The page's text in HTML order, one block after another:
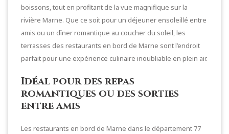
boissons, tout en profitant de la vue magnifique sur la
rivière Marne. Que ce soit pour un déjeuner ensoleillé entre
amis ou un dîner romantique au coucher du soleil, les
terrasses des restaurants en bord de Marne sont l’endroit
parfait pour une expérience culinaire inoubliable en plein air.
Idéal pour des repas
romantiques ou des sorties
entre amis
Les restaurants en bord de Marne dans le département 77